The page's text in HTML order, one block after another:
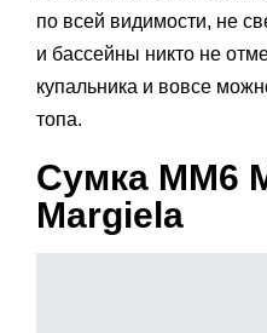
по всей видимости, не
и бассейны никто не
купальника и вовсе
топа.
Сумка MM6
Margiela